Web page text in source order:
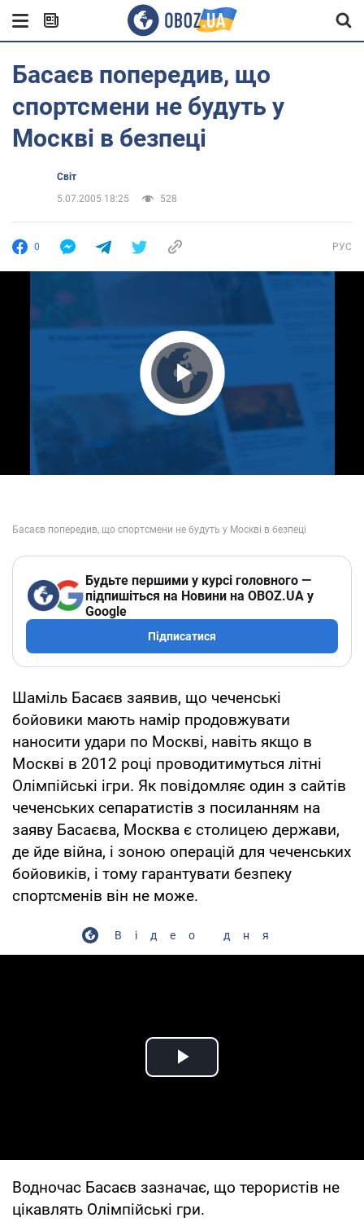
Басаєв попередив, що
спортсмени не будуть у
Москві в безпеці
Світ
5.07.2005 18:25
528
0 РУС
Play Video
Будьте першими у курсі головного —
підпишіться на Новини на OBOZ.UA у
Google
Підписатися
Шаміль Басаєв заявив, що чеченські
бойовики мають намір продовжувати
наносити удари по Москві, навіть якщо в
Москві в 2012 році проводитимуться літні
Олімпійські ігри. Як повідомляє один з сайтів
чеченських сепаратистів з посиланням на
заяву Басаєва, Москва є столицею держави,
де йде війна, і зоною операцій для чеченських
бойовиків, і тому гарантувати безпеку
спортсменів він не може.
Відео дня
Play Video
Водночас Басаєв зазначає, що терористів не
цікавлять Олімпійські гри.